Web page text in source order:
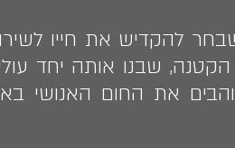
להקדיש את חייו
הקטנה, שבנו אותה יחד
את החום האנושי